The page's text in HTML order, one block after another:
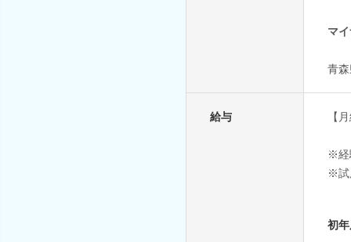
マ
青
給与 【
※経
※試
初